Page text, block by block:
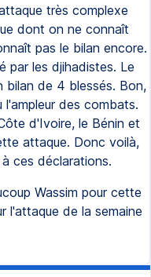
très complexe
dont on ne connaît
pas le bilan encore.
par les djihadistes. Le
bilan de 4 blessés. Bon,
des combats.
d'Ivoire, le Bénin et
attaque. Donc voilà,
ces déclarations.
Wassim pour cette
l'attaque de la semaine